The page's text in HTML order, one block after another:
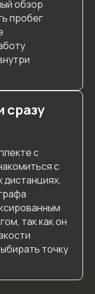
обзор
пробег
сразу
с
с
дистанциях.
так как он
точку